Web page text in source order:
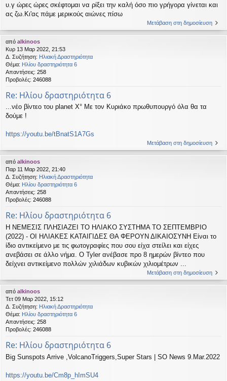
υ.γ ώρες ώρες σκέφτομαι να ρίξει την καλή όσο πιο γρήγορα γίνεται και
ας ζω.Κι'ας πάμε μερικούς αιώνες πίσω
Μετάβαση στη δημοσίευση
από alkinoos
Κυρ 13 Μαρ 2022, 21:53
Δ. Συζήτηση: Ηλιακή Δραστηριότητα
Θέμα: Ηλίου δραστηριότητα 6
Απαντήσεις: 258
Προβολές: 246088
Re: Ηλίου δραστηριότητα 6
...νέο βίντεο του planet X° Με τον Κυριάκο πρωθυπουργό όλα θα τα
δούμε !
https://youtu.be/tBnatS1A7Gs
Μετάβαση στη δημοσίευση
από alkinoos
Παρ 11 Μαρ 2022, 21:40
Δ. Συζήτηση: Ηλιακή Δραστηριότητα
Θέμα: Ηλίου δραστηριότητα 6
Απαντήσεις: 258
Προβολές: 246088
Re: Ηλίου δραστηριότητα 6
Η ΝΕΜΕΣΙΣ ΠΛΗΣΙΑΖΕΙ ΤΟ ΗΛΙΑΚΟ ΣΥΣΤΗΜΑ ΤΟ ΣΕΠΤΕΜΒΡΙΟ
(2022) - ΟΙ ΗΛΙΑΚΕΣ ΚΑΤΑΙΓΙΔΕΣ ΘΑ ΦΕΡΟΥΝ ΔΙΚΑΙΟΣΥΝΗ Είναι το
ίδιο αντικείμενο με τις φωτογραφίες που σου είχα στείλει και είχες
ανεβάσει σε άλλο νήμα. Ο Tyler ανέβασε προ 8 ημερών βίντεο που
δείχνει αντικείμενο πολλών χιλιάδων κυβικών χιλιομέτρων ...
Μετάβαση στη δημοσίευση
από alkinoos
Τετ 09 Μαρ 2022, 15:12
Δ. Συζήτηση: Ηλιακή Δραστηριότητα
Θέμα: Ηλίου δραστηριότητα 6
Απαντήσεις: 258
Προβολές: 246088
Re: Ηλίου δραστηριότητα 6
Big Sunspots Arrive ,VolcanoTriggers,Super Stars | SO News 9.Mar.2022
https://youtu.be/Cm8p_hImSU4